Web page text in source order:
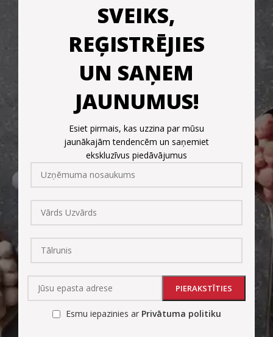
SVEIKS,
REĢISTRĒJIES
UN SAŅEM
JAUNUMUS!
Esiet pirmais, kas uzzina par mūsu
jaunākajām tendencēm un saņemiet
ekskluzīvus piedāvājumus
Esmu iepazinies ar Privātuma politiku